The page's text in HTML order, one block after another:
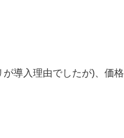
導入理由でしたが)、価格